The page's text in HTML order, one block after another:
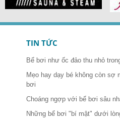
TIN TỨC
Bể bơi như ốc đảo thu nhỏ
Mẹo hay dạy bé không còn sợ
bơi
Choáng ngợp với bể bơi sâu
Những bể bơi "bí mật" dưới